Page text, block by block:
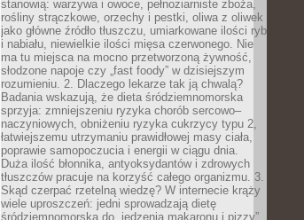
stanowią: warzywa i owoce, pełnoziarniste zboża,
rośliny strączkowe, orzechy i pestki, oliwa z oliwek
jako główne źródło tłuszczu, umiarkowane ilości ryb
i nabiału, niewielkie ilości mięsa czerwonego. Nie
ma tu miejsca na mocno przetworzoną żywność,
słodzone napoje czy „fast foody” w dzisiejszym
rozumieniu. 2. Dlaczego lekarze tak ją chwalą?
Badania wskazują, że dieta śródziemnomorska
sprzyja: zmniejszeniu ryzyka chorób sercowo–
naczyniowych, obniżeniu ryzyka cukrzycy typu 2,
łatwiejszemu utrzymaniu prawidłowej masy ciała,
poprawie samopoczucia i energii w ciągu dnia.
Duża ilość błonnika, antyoksydantów i zdrowych
tłuszczów pracuje na korzyść całego organizmu. 3.
Skąd czerpać rzetelną wiedzę? W internecie krąży
wiele uproszczeń: jedni sprowadzają dietę
śródziemnomorską do „jedzenia makaronu i pizzy”,